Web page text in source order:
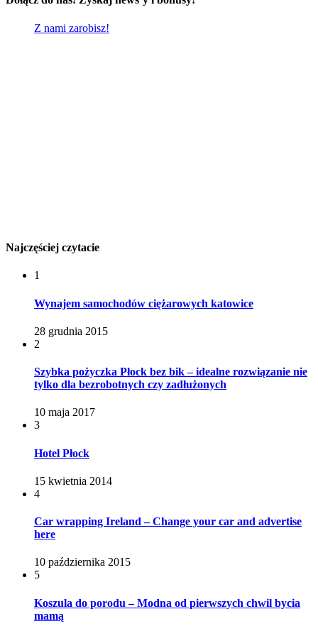
Z nami zarobisz!
Najczęściej czytacie
1
Wynajem samochodów ciężarowych katowice
28 grudnia 2015
2
Szybka pożyczka Płock bez bik – idealne rozwiązanie nie
tylko dla bezrobotnych czy zadłużonych
10 maja 2017
3
Hotel Płock
15 kwietnia 2014
4
Car wrapping Ireland – Change your car and advertise
here
10 października 2015
5
Koszula do porodu – Modna od pierwszych chwil bycia
mamą